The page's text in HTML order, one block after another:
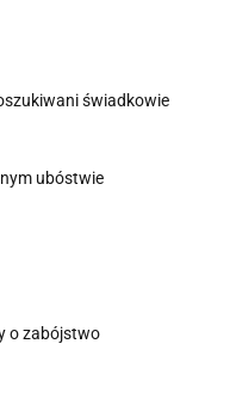
świadkowie
ubóstwie
o zabójstwo